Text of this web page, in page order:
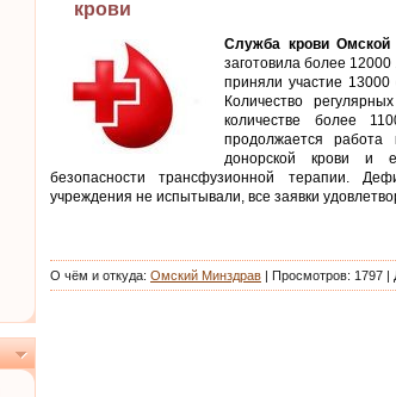
крови
Служба крови Омской
заготовила более
приняли участие
Количество
количестве более
продолжается работа
донорской крови и
безопасности трансфузионной терапии.
учреждения не испытывали, все заявки
О чём и откуда: Омский Минздрав | Просмотров: 1797 |